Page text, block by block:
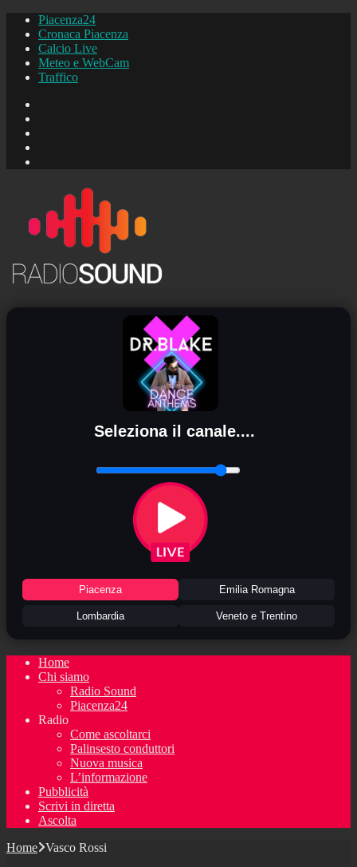
Piacenza24
Cronaca Piacenza
Calcio Live
Meteo e WebCam
Traffico
Seleziona il canale....
Piacenza Emilia Romagna
Lombardia Veneto e Trentino
Home
Chi siamo
Radio Sound
Piacenza24
Radio
Come ascoltarci
Palinsesto conduttori
Nuova musica
L’informazione
Pubblicità
Scrivi in diretta
Ascolta
Home Vasco Rossi